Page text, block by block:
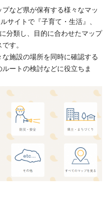
など県が保有する様々なマッ
サイトで『子育て・生活』、
分類し、目的に合わせたマップ
す。
施設の場所を同時に確認する
ートの検討などに役立ちま